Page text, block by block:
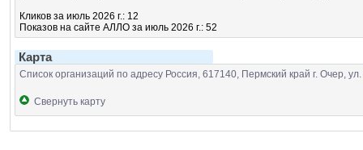
Кликов за июль 2026 г.: 12
Показов на сайте АЛЛО за июль 2026 г.: 52
Карта
Список организаций по адресу Россия, 617140, Пермский край г. Очер,
Свернуть карту